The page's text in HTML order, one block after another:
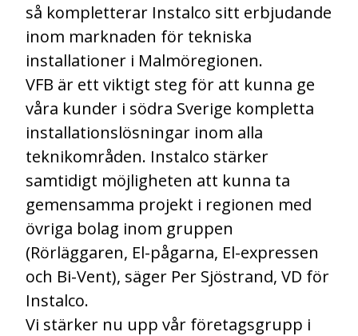
så kompletterar Instalco sitt erbjudande
inom marknaden för tekniska
installationer i Malmöregionen.
VFB är ett viktigt steg för att kunna ge
våra kunder i södra Sverige kompletta
installationslösningar inom alla
teknikområden. Instalco stärker
samtidigt möjligheten att kunna ta
gemensamma projekt i regionen med
övriga bolag inom gruppen
(Rörläggaren, El-pågarna, El-expressen
och Bi-Vent), säger Per Sjöstrand, VD för
Instalco.
Vi stärker nu upp vår företagsgrupp i